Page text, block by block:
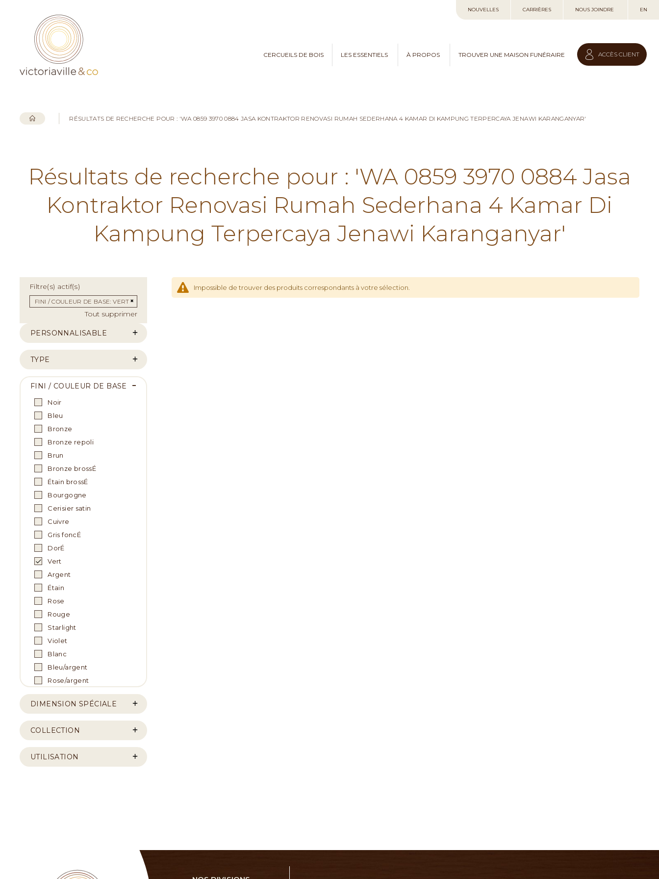
au
NOUVELLES CARRIÈRES NOUS JOINDRE EN
CERCUEILS DE BOIS LES ESSENTIELS À PROPOS TROUVER UNE MAISON FUNÉRAIRE ACCÈS CLIENT
RÉSULTATS DE RECHERCHE POUR : 'WA 0859 3970 0884 JASA KONTRAKTOR RENOVASI RUMAH SEDERHANA 4 KAMAR DI KAMPUNG TERPERCAYA JENAWI KARANGANYAR'
Résultats de recherche pour : 'WA 0859 3970 0884 Jasa
Kontraktor Renovasi Rumah Sederhana 4 Kamar Di
Kampung Terpercaya Jenawi Karanganyar'
Impossible de trouver des produits correspondants à votre sélection.
Filtre(s) actif(s)
FINI / COULEUR DE BASE VERT Supprimer cet Élément
Tout supprimer
PERSONNALISABLE
TYPE
FINI / COULEUR DE BASE
Noir
Bleu
Bronze
Bronze repoli
Brun
Bronze brossÉ
Étain brossÉ
Bourgogne
Cerisier satin
Cuivre
Gris foncÉ
DorÉ
Vert
Argent
Étain
Rose
Rouge
Starlight
Violet
Blanc
Bleu/argent
Rose/argent
DIMENSION SPÉCIALE
COLLECTION
UTILISATION